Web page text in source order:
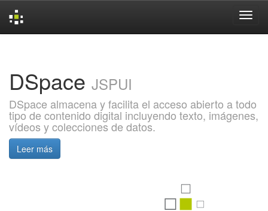
DSpace JSPUI
DSpace almacena y facilita el acceso abierto a todo
tipo de contenido digital incluyendo texto, imágenes,
vídeos y colecciones de datos.
Leer más